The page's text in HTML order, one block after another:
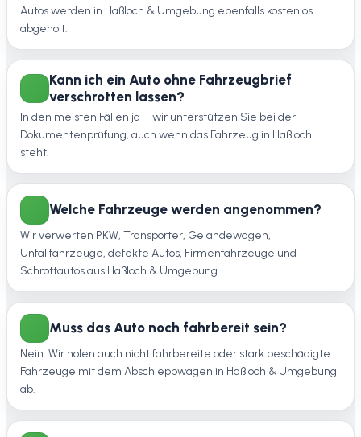
Autos werden in Haßloch & Umgebung ebenfalls kostenlos
abgeholt.
Kann ich ein Auto ohne Fahrzeugbrief
verschrotten lassen?
In den meisten Fällen ja – wir unterstützen Sie bei der
Dokumentenprüfung, auch wenn das Fahrzeug in Haßloch
steht.
Welche Fahrzeuge werden angenommen?
Wir verwerten PKW, Transporter, Geländewagen,
Unfallfahrzeuge, defekte Autos, Firmenfahrzeuge und
Schrottautos aus Haßloch & Umgebung.
Muss das Auto noch fahrbereit sein?
Nein. Wir holen auch nicht fahrbereite oder stark beschädigte
Fahrzeuge mit dem Abschleppwagen in Haßloch & Umgebung
ab.